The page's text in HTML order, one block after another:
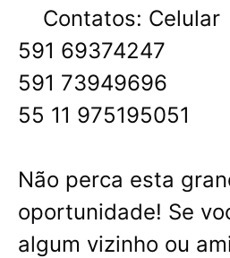
Contatos: Celular
591 69374247
591 73949696
55 11 975195051
Não perca esta
oportunidade! Se
algum vizinho ou